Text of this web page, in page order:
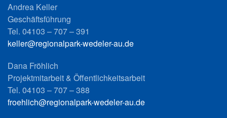
Andrea Keller
Geschäftsführung
Tel. 04103 – 707 – 391
keller@regionalpark-wedeler-au.de
Dana Fröhlich
Projektmitarbeit & Öffentlichkeitsarbeit
Tel. 04103 – 707 – 388
froehlich@regionalpark-wedeler-au.de